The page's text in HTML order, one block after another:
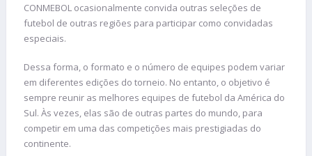
CONMEBOL ocasionalmente convida outras seleções de
futebol de outras regiões para participar como convidadas
especiais.
Dessa forma, o formato e o número de equipes podem variar
em diferentes edições do torneio. No entanto, o objetivo é
sempre reunir as melhores equipes de futebol da América do
Sul. Às vezes, elas são de outras partes do mundo, para
competir em uma das competições mais prestigiadas do
continente.